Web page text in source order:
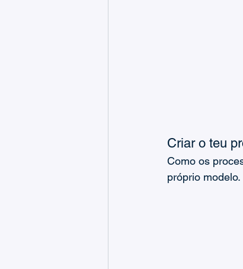
Criar o teu
Como os
próprio modelo.